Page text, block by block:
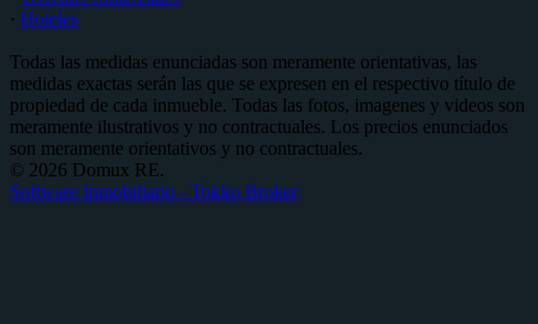
· Hoteles
Todas las medidas enunciadas son meramente orientativas, las
medidas exactas serán las que se expresen en el respectivo título de
propiedad de cada inmueble. Todas las fotos, imagenes y videos son
meramente ilustrativos y no contractuales. Los precios enunciados
son meramente orientativos y no contractuales.
© 2026 Domux RE.
Software Inmobiliario - Tokko Broker